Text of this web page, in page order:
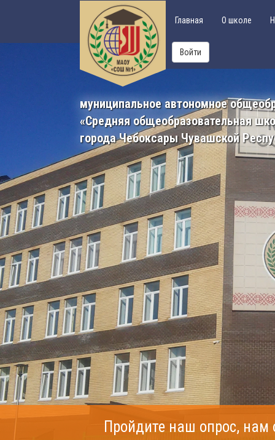
Главная О школе
Войти
муниципальное автономное
«Средняя общеобразовательная
города Чебоксары Чувашской
Пройдите наш опрос,